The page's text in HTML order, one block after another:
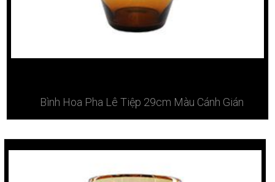
Bình Hoa Pha Lê Tiệp 29cm Màu Cánh Gián